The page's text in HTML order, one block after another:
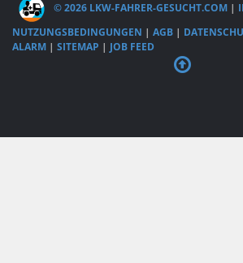
© 2026 LKW-FAHRER-GESUCHT.COM |
NUTZUNGSBEDINGUNGEN | AGB |
ALARM | SITEMAP | JOB FEED